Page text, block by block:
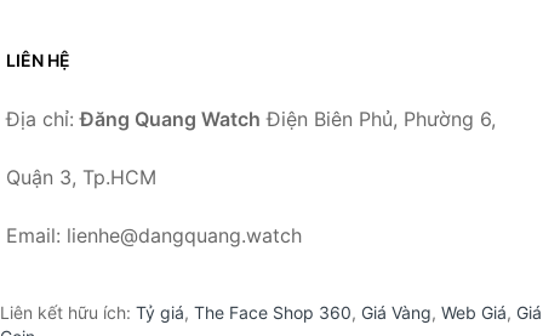
LIÊN HỆ
Địa chỉ:Đăng Quang Watch Điện Biên Phủ, Phường 6,
Quận 3, Tp.HCM
Email: lienhe@dangquang.watch
Liên kết hữu ích: Tỷ giá, The Face Shop 360, Giá Vàng, Web Giá, Giá